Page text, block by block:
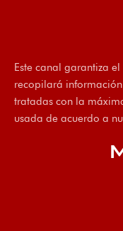
Este canal garantiza
recopilará
tratadas con la
usada de acuerdo a